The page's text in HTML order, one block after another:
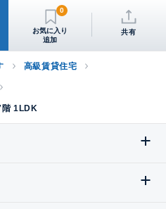
0
共有
高級賃貸住宅
階 1LDK